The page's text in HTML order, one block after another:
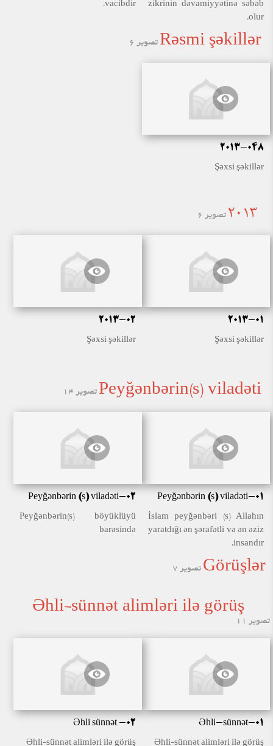
zikrinin dəvamiyyətinə səbəb
olur.
vacibdir.
تصویر 6
2013-048
Şəxsi şəkillər
تصویر 6
2013-01
Şəxsi şəkillər
2013-02
Şəxsi şəkillər
تصویر 14
Peyğənbərin (s) viladəti-01
İslam peyğənbəri (s) Allahın
yaratdığı ən şərafətli və ən əziz
insandır.
Peyğənbərin (s) viladəti-02
Peyğənbərin(s) böyüklüyü
barəsində
تصویر 7
تصویر 11
Əhli-sünnət-01
Əhli-sünnət alimləri ilə görüş
Əhli sünnət -02
Əhli-sünnət alimləri ilə görüş